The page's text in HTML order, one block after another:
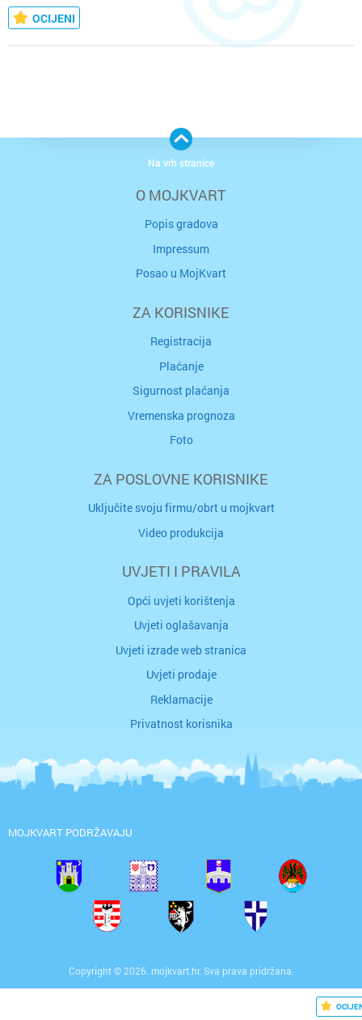
OCIJENI
O MOJKVART
Popis gradova
Impressum
Posao u MojKvart
ZA KORISNIKE
Registracija
Plaćanje
Sigurnost plaćanja
Vremenska prognoza
Foto
ZA POSLOVNE KORISNIKE
Uključite svoju firmu/obrt u mojkvart
Video produkcija
UVJETI I PRAVILA
Opći uvjeti korištenja
Uvjeti oglašavanja
Uvjeti izrade web stranica
Uvjeti prodaje
Reklamacije
Privatnost korisnika
MOJKVART PODRŽAVAJU
Copyright © 2026. mojkvart.hr. Sva prava pridržana.
Na vrh stranice